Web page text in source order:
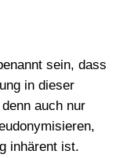
sein, dass
in dieser
auch nur
inhärent ist.